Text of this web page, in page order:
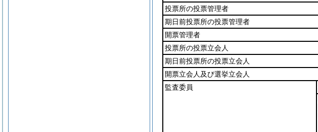
投票所の投票管理者
期日前投票所の投票管理者
開票管理者
投票所の投票立会人
期日前投票所の投票立会人
開票立会人及び選挙立会人
監査委員